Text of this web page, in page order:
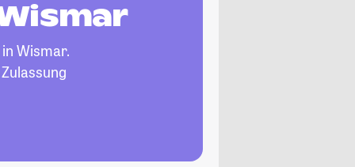
Wismar.